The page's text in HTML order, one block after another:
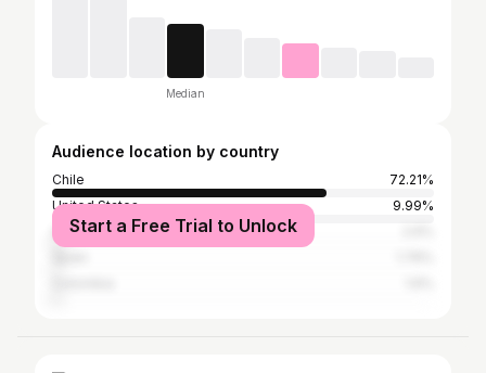
Median
Audience location by country
Chile
72.21%
United States
9.99%
Argentina
Start a Free Trial to Unlock